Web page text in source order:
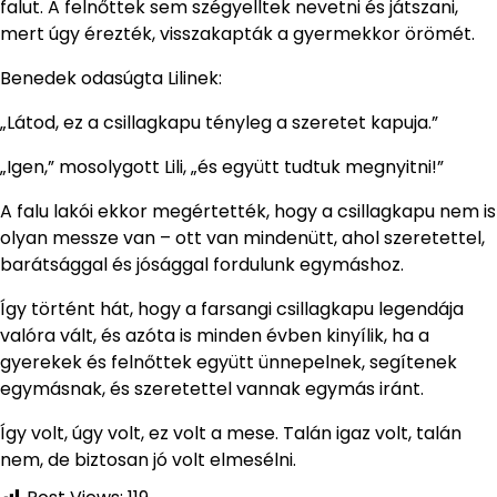
falut. A felnőttek sem szégyelltek nevetni és játszani,
mert úgy érezték, visszakapták a gyermekkor örömét.
Benedek odasúgta Lilinek:
„Látod, ez a csillagkapu tényleg a szeretet kapuja.”
„Igen,” mosolygott Lili, „és együtt tudtuk megnyitni!”
A falu lakói ekkor megértették, hogy a csillagkapu nem is
olyan messze van – ott van mindenütt, ahol szeretettel,
barátsággal és jósággal fordulunk egymáshoz.
Így történt hát, hogy a farsangi csillagkapu legendája
valóra vált, és azóta is minden évben kinyílik, ha a
gyerekek és felnőttek együtt ünnepelnek, segítenek
egymásnak, és szeretettel vannak egymás iránt.
Így volt, úgy volt, ez volt a mese. Talán igaz volt, talán
nem, de biztosan jó volt elmesélni.